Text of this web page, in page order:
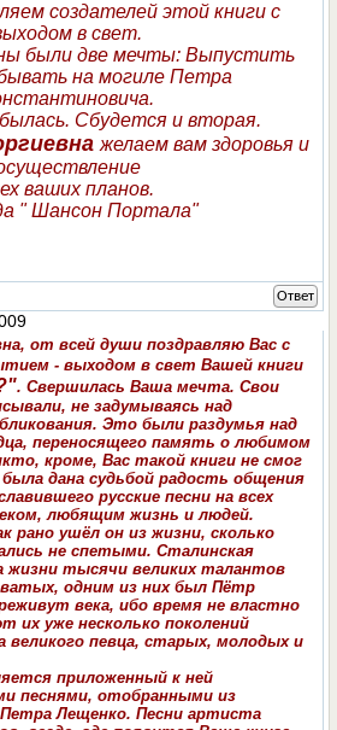
создателей этой книги с
в свет.
были две мечты: Выпустить
на могиле Петра
Сбудется и вторая.
желаем вам здоровья и
ваших планов.
" Шансон Портала"
Ответ
от всей души поздравляю Вас с
- выходом в свет Вашей книги
. Свершилась Ваша мечта. Свои
не задумываясь над
Это были раздумья над
переносящего память о любимом
кроме, Вас такой книги не смог
дана судьбой радость общения
русские песни на всех
любящим жизнь и людей.
рано ушёл он из жизни, сколько
не спетыми. Cталинская
жизни тысячи великих талантов
одним из них был Пётр
века, ибо время не властно
их уже несколько поколений
певца, старых, молодых и
приложенный к ней
песнями, отобранными из
Лещенко. Песни артиста